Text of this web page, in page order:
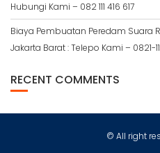
Hubungi Kami – 082 111 416 617
Biaya Pembuatan Peredam Suara
Jakarta Barat : Telepo Kami – 0821-
RECENT COMMENTS
© All right